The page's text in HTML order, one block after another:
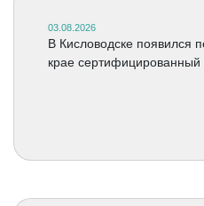
03.08.2026
В Кисловодске появился
крае сертифицированный